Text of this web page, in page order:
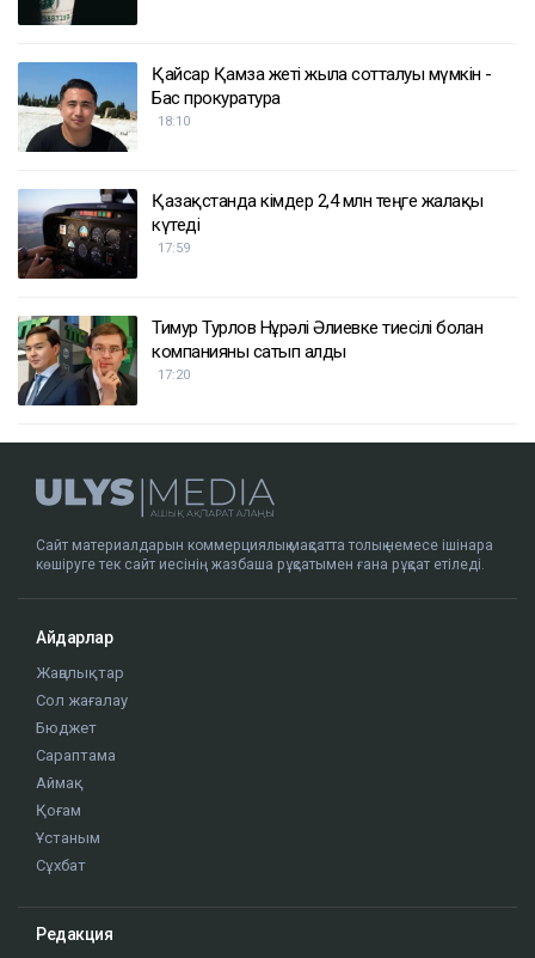
Қайсар Қамза жеті жылға сотталуы мүмкін -
Бас прокуратура
18:10
Қазақстанда кімдер 2,4 млн теңге жалақы
күтеді
17:59
Тимур Турлов Нұрәлі Әлиевке тиесілі болған
компанияны сатып алды
17:20
Сайт материалдарын коммерциялық мақсатта толық немесе ішінара
көшіруге тек сайт иесінің жазбаша рұқсатымен ғана рұқсат етіледі.
Айдарлар
Жаңалықтар
Сол жағалау
Бюджет
Сараптама
Аймақ
Қоғам
Ұстаным
Сұхбат
Редакция